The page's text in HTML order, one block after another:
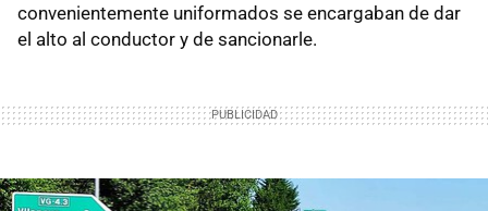
convenientemente uniformados se encargaban de dar
el alto al conductor y de sancionarle.